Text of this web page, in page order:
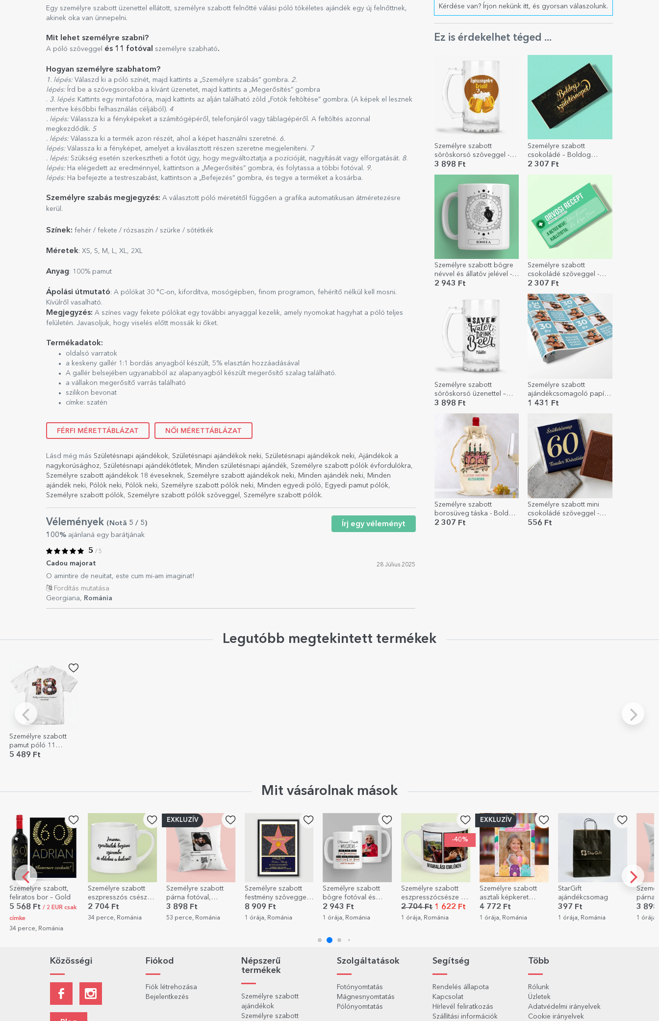
Kérdése van? Írjon nekünk itt, és gyorsan válaszolunk.
Ez is érdekelhet téged ...
Személyre szabott
söröskorsó szöveggel -
Egészségünkre!
3 898 Ft
Személyre szabott
csokoládé – Boldog
születésnapot!
2 307 Ft
Személyre szabott bögre
névvel és állatöv jelével -
Vízöntő
2 943 Ft
Személyre szabott
csokoládé szöveggel -
Orvosi recept
2 307 Ft
Személyre szabott
söröskorsó üzenettel –
Takarékoskodj a vízzel,
3 898 Ft
Személyre szabott
ajándékcsomagoló papír
2 fotóval és üzenettel -
1 431 Ft
Személyre szabott
borosüveg táska - Boldog
születésnapot Retro
2 307 Ft
Személyre szabott mini
csokoládé szöveggel -
Évforduló
556 Ft
Egy személyre szabott üzenettel ellátott, személyre szabott felnőtté válási póló tökéletes ajándék egy új felnőttnek,
akinek oka van ünnepelni.
Mit lehet személyre szabni?
A póló szöveggel és 11 fotóval személyre szabható.
Hogyan személyre szabhatom?
1. lépés: Válaszd ki a póló színét, majd kattints a „Személyre szabás” gombra. 2.
lépés: Írd be a szövegsorokba a kívánt üzenetet, majd kattints a „Megerősítés” gombra
. 3. lépés: Kattints egy mintafotóra, majd kattints az alján található zöld „Fotók feltöltése” gombra. (A képek el lesznek
mentve későbbi felhasználás céljából). 4
. lépés: Válassza ki a fényképeket a számítógépéről, telefonjáról vagy táblagépéről. A feltöltés azonnal
megkezdődik. 5
. lépés: Válassza ki a termék azon részét, ahol a képet használni szeretné. 6.
lépés: Válassza ki a fényképet, amelyet a kiválasztott részen szeretne megjeleníteni. 7
. lépés: Szükség esetén szerkesztheti a fotót úgy, hogy megváltoztatja a pozícióját, nagyítását vagy elforgatását. 8.
lépés: Ha elégedett az eredménnyel, kattintson a „Megerősítés” gombra, és folytassa a többi fotóval. 9.
lépés: Ha befejezte a testreszabást, kattintson a „Befejezés” gombra, és tegye a terméket a kosárba.
Személyre szabás megjegyzés: A választott póló méretétől függően a grafika automatikusan átméretezésre
kerül.
Színek: fehér / fekete / rózsaszín / szürke / sötétkék
Méretek: XS, S, M, L, XL, 2XL
Anyag: 100% pamut
Ápolási útmutató: A pólókat 30 °C-on, kifordítva, mosógépben, finom programon, fehérítő nélkül kell mosni.
Kívülről vasalható.
Megjegyzés: A színes vagy fekete pólókat egy további anyaggal kezelik, amely nyomokat hagyhat a póló teljes
felületén. Javasoljuk, hogy viselés előtt mossák ki őket.
Termékadatok:
oldalsó varratok
a keskeny gallér 1:1 bordás anyagból készült, 5% elasztán hozzáadásával
A gallér belsejében ugyanabból az alapanyagból készült megerősítő szalag található.
a vállakon megerősítő varrás található
szilikon bevonat
címke: szatén
FÉRFI MÉRETTÁBLÁZAT NŐI MÉRETTÁBLÁZAT
Lásd még más Születésnapi ajándékok, Születésnapi ajándékok neki, Születésnapi ajándékok neki, Ajándékok a
nagykorúsághoz, Születésnapi ajándékötletek, Minden születésnapi ajándék, Személyre szabott pólók évfordulókra,
Személyre szabott ajándékok 18 éveseknek, Személyre szabott ajándékok neki, Minden ajándék neki, Minden
ajándék neki, Pólók neki, Pólók neki, Személyre szabott pólók neki, Minden egyedi póló, Egyedi pamut pólók,
Személyre szabott pólók, Személyre szabott pólók szöveggel , Személyre szabott pólók.
Vélemények (Notă 5 / 5)
100% ajánlaná egy barátjának
Írj egy véleményt
5 / 5
Cadou majorat 28 Július 2025
O amintire de neuitat, este cum mi-am imaginat!
Fordítás mutatása
Georgiana, Románia
Legutóbb megtekintett termékek
Személyre szabott
pamut póló 11
fotóval és szöveggel
5 489 Ft
Mit vásárolnak mások
szabott,
– Gold
/ 2 EUR csak
Személyre szabott
eszpresszós csésze
fotóval és szöveggel
2 704 Ft
34 perce, Románia
EXKLUZÍV
Személyre szabott
párna fotóval,
szöveggel és QR-
kóddal – A mi
53 perce, Románia
Személyre szabott
festmény szöveggel –
nyugdíjazás
1 órája, Románia
Személyre szabott
bögre fotóval és
Nyugdíjazás
1 órája, Románia
-40%
Személyre szabott
eszpresszócsésze 5
fotóval és szöveggel
- Emlékek
1 622 Ft
1 órája, Románia
EXKLUZÍV
Személyre szabott
asztali képkeret
szöveggel és fotóval
- Boldog
4 772 Ft
1 órája, Románia
StarGift
ajándékcsomag
1 órája, Románia
Személyre szabott
párna fotóval -
1 órája, Románia
Közösségi Fiókod
Fiók létrehozása
Bejelentkezés
Népszerű
termékek
Személyre szabott
ajándékok
Személyre szabott
Szolgáltatások
Fotónyomtatás
Mágnesnyomtatás
Pólónyomtatás
Segítség
Rendelés állapota
Kapcsolat
Hírlevél feliratkozás
Szállítási információk
Több
Rólunk
Üzletek
Adatvédelmi irányelvek
Cookie irányelvek